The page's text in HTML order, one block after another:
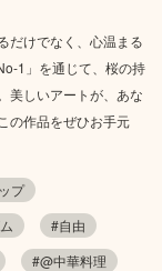
だけでなく、心温まる
1」を通じて、桜の持
美しいアートが、あな
の作品をぜひお手元
プ
#自由
#@中華料理